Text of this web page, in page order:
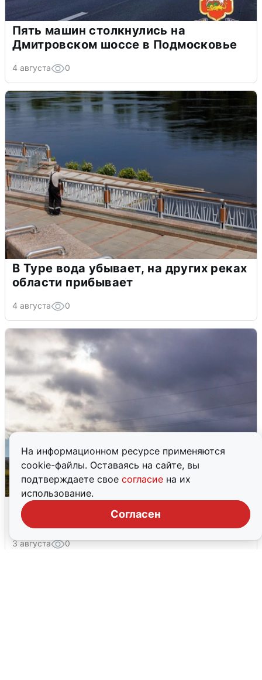
На информационном ресурсе применяются
cookie-файлы. Оставаясь на сайте, вы
подтверждаете свое согласие на их
использование.
Согласен
Пять машин столкнулись на
Дмитровском шоссе в Подмосковье
4 августа 0
В Туре вода убывает, на других реках
области прибывает
4 августа 0
Над ХМАО впервые сбили
беспилотники
3 августа 0